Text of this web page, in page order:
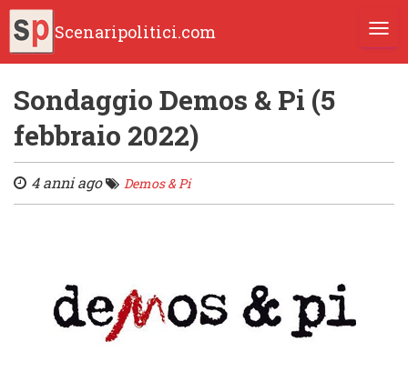
Scenaripolitici.com
Sondaggio Demos & Pi (5
febbraio 2022)
4 anni ago Demos & Pi